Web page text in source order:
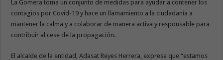
La Gomera toma un conjunto de medidas para ayudar a contener los
contagios por Covid-19 y hace un llamamiento a la ciudadanía a
mantener la calma y a colaborar de manera activa y responsable para
contribuir al cese de la propagación.
El alcalde de la entidad, Adasat Reyes Herrera, expresa que “estamos